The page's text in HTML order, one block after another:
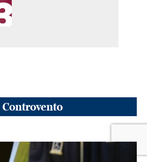
Controvento